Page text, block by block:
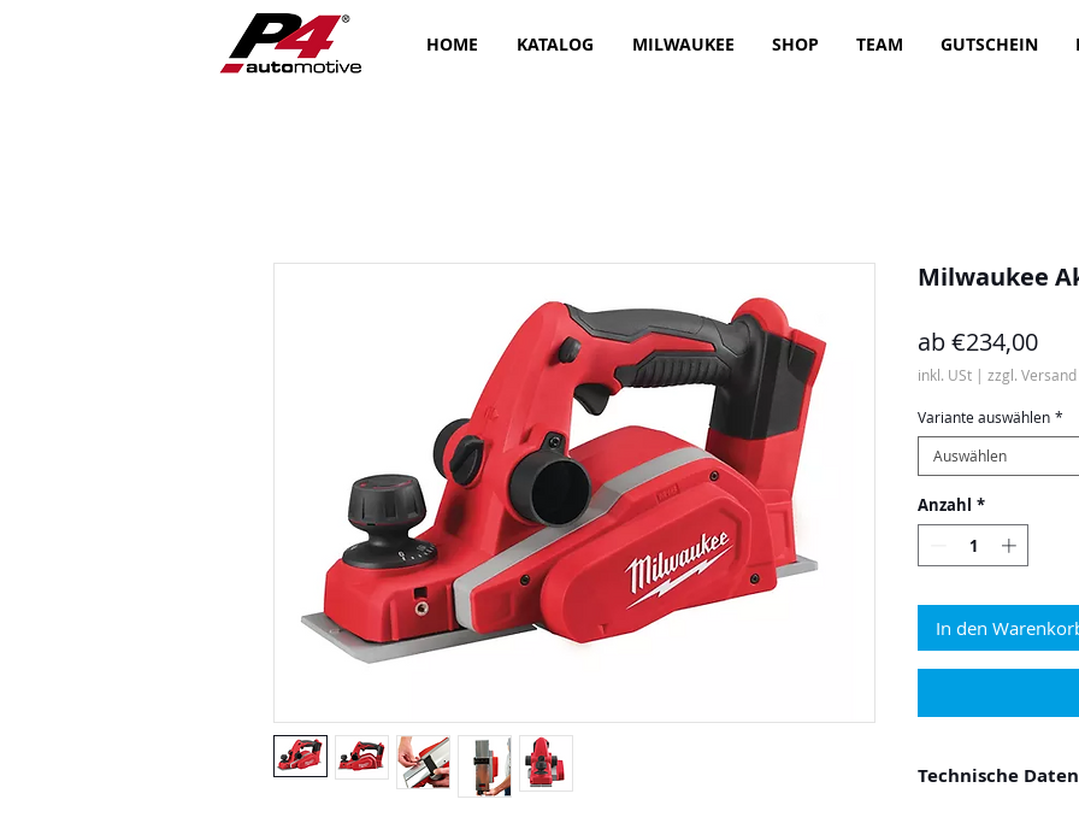
HOME KATALOG MILWAUKEE SHOP TEAM GUTSCHEIN
Milwaukee
ab€234,00Sale-
Preis
inkl. USt | zzgl. Versand
Variante auswählen *
Auswählen
Anzahl *
In den
Technische Daten